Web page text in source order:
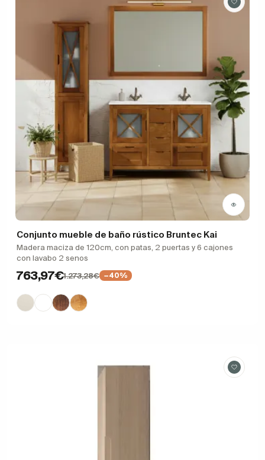
Conjunto mueble de baño rústico Bruntec Kai
Madera maciza de 120cm, con patas, 2 puertas y 6 cajones
con lavabo 2 senos
763,97€1.273,28€ −40%